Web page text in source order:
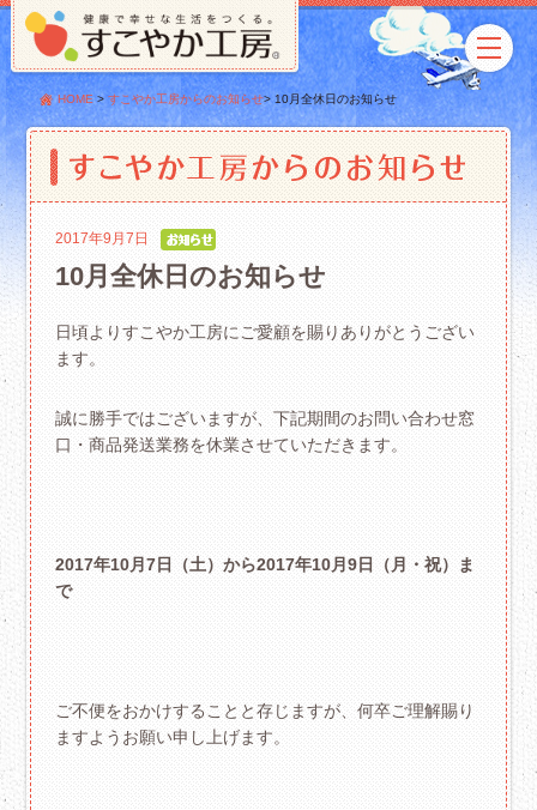
HOME> すこやか工房からのお知らせ> 10月全休日のお知らせ
2017年9月7日
10月全休日のお知らせ
日頃よりすこやか工房にご愛顧を賜りありがとうござい
ます。
誠に勝手ではございますが、下記期間のお問い合わせ窓
口・商品発送業務を休業させていただきます。
2017年10月7日（土）から2017年10月9日（月・祝）ま
で
ご不便をおかけすることと存じますが、何卒ご理解賜り
ますようお願い申し上げます。